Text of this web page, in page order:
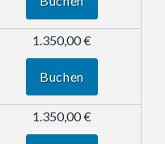
1.350,00 €
Buchen
1.350,00 €